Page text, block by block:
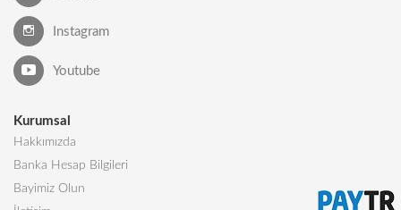
Instagram
Youtube
Kurumsal
Hakkımızda
Banka Hesap Bilgileri
Bayimiz Olun